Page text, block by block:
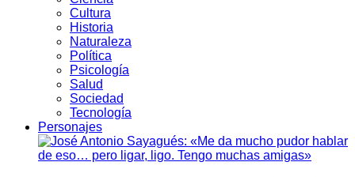
Cultura
Historia
Naturaleza
Política
Psicología
Salud
Sociedad
Tecnología
Personajes